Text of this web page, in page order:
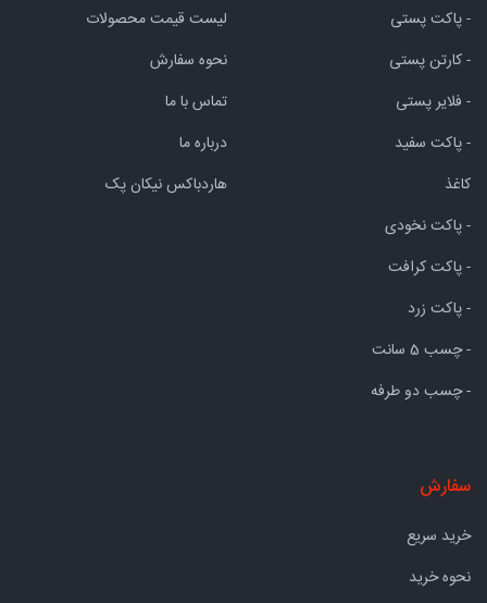
- پاکت پستی
- کارتن پستی
- فلایر پستی
- پاکت سفید
کاغذ
- پاکت نخودی
- پاکت کرافت
- پاکت زرد
- چسب 5 سانت
- چسب دو طرفه
لیست قیمت محصولات
نحوه سفارش
تماس با ما
درباره ما
هاردباکس نیکان پک
سفارش
خرید سریع
نحوه خرید